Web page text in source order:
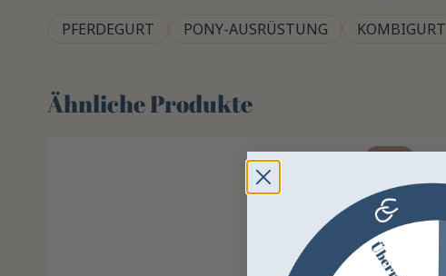
PFERDEGURT PONY-AUSRÜSTUNG KOMBIGURT
Ähnliche Produkte
-15%